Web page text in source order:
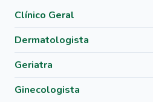
Clínico Geral
Dermatologista
Geriatra
Ginecologista